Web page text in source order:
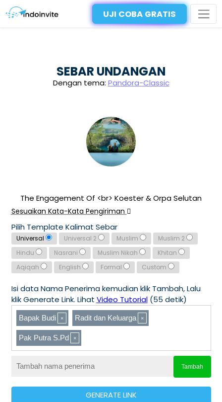
UJI COBA GRATIS
SEBAR UNDANGAN
Dengan tema: Pandora-Classic
The Engagement Of <br> Koester & Orpa Selutan
Sesuaikan Kata-Kata Pengiriman
Pilih Template Kalimat Sebar
Universal Universal 2 Muslim
Muslim 2
Hindu
Nasrani Muslim Nikah
Khitan
Aqiqah
English Formal Custom
Isi data Nama Penerima kemudian klik Tambah, Lalu
klik Generate Link. Lihat Video Tutorial(55 detik)
Bapak Budi Radit dan Keluarga
Pak Putra S.Pd
Tambah
GENERATE LINK